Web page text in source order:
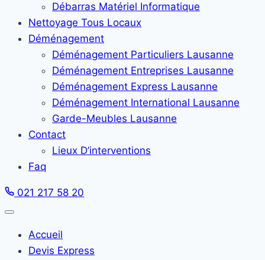
Débarras Matériel Informatique
Nettoyage Tous Locaux
Déménagement
Déménagement Particuliers Lausanne
Déménagement Entreprises Lausanne
Déménagement Express Lausanne
Déménagement International Lausanne
Garde-Meubles Lausanne
Contact
Lieux D’interventions
Faq
021 217 58 20
Accueil
Devis Express